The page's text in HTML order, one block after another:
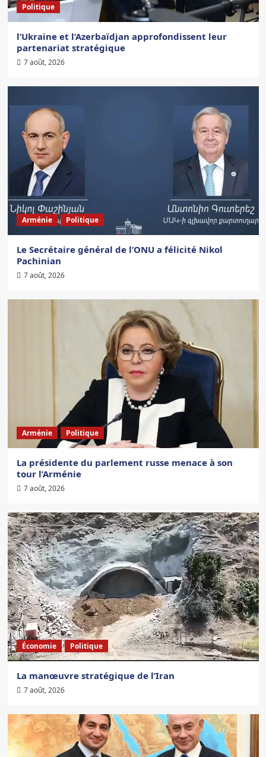
Politique
l’Ukraine et l’Azerbaïdjan approfondissent leur
partenariat stratégique
7 août, 2026
Arménie Politique
Le Secrétaire général de l’ONU a félicité Nikol
Pachinian
7 août, 2026
Arménie Politique
La présidente du parlement russe menace à son
tour l’Arménie
7 août, 2026
Économie Politique
La manœuvre stratégique de l’Iran
7 août, 2026